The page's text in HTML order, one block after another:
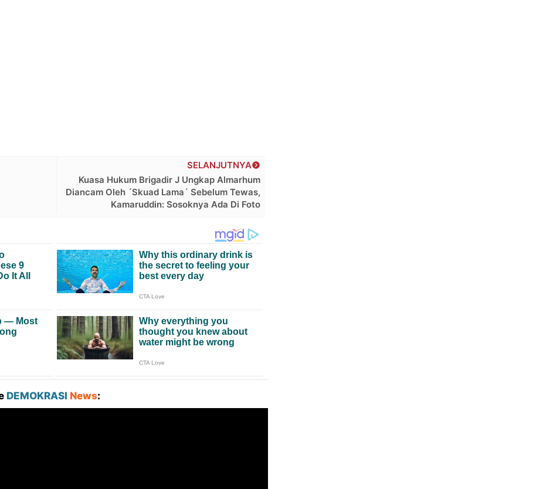
SELANJUTNYA
Kuasa Hukum Brigadir J Ungkap Almarhum
Diancam Oleh ´Skuad Lama´ Sebelum Tewas,
Kamaruddin: Sosoknya Ada Di Foto
DEMOKRASI News: